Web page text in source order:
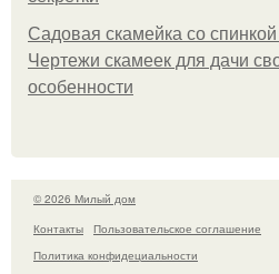
Садовая скамейка со
Чертежи скамеек для дачи
особенности
© 2026 Милый дом
Контакты
Пользовательское соглашение
Политика конфидециальности